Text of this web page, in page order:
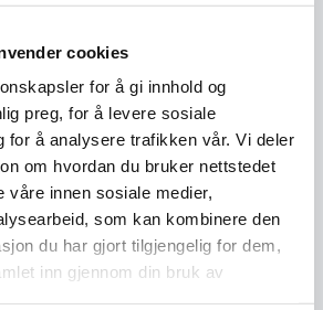
cookies
for å gi innhold og
preg, for å levere sosiale
for å analysere trafikken vår. Vi deler
om hvordan du bruker nettstedet
våre innen sosiale medier,
som kan kombinere den
du har gjort tilgjengelig for dem,
inn gjennom din bruk av
har bekymringer knyttet
bank- eller kredittkort på
fra 32 prosent i 2020 til 57
om den i år gikk noe ned
prosent), er dette fremdeles
digitale frykten nordmenn har
flere kvinner enn menn
for kortmisbruk (64 mot 51